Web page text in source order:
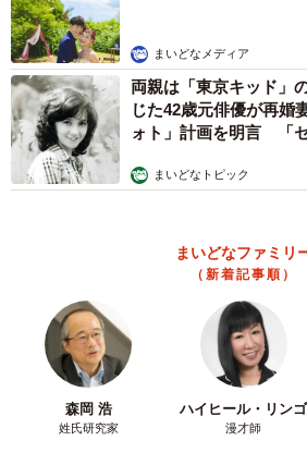
まいどなメディア
両親は「東京キッド
じた42歳元俳優が再婚
ォト」計画を明言 「
まいどなトピック
まいどなファミリ
（新着記事順）
森岡 浩
姓氏研究家
ハイヒール・リンゴ
漫才師